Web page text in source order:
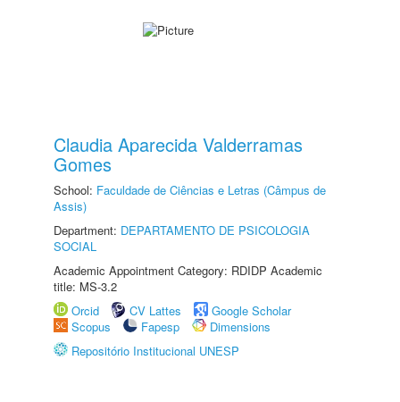
Claudia Aparecida Valderramas
Gomes
School: Faculdade de Ciências e Letras (Câmpus de
Assis)
Department: DEPARTAMENTO DE PSICOLOGIA
SOCIAL
Academic Appointment Category: RDIDP Academic
title: MS-3.2
Orcid
CV Lattes
Google Scholar
Scopus
Fapesp
Dimensions
Repositório Institucional UNESP